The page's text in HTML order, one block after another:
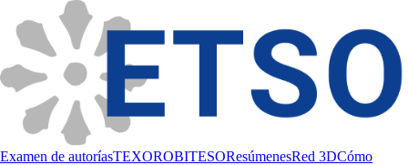
Examen de autoríasTEXOROBITESOResúmenesRed 3DCómo